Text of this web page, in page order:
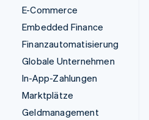
E-Commerce
Embedded Finance
Finanzautomatisierung
Globale Unternehmen
In-App-Zahlungen
Marktplätze
Geldmanagement